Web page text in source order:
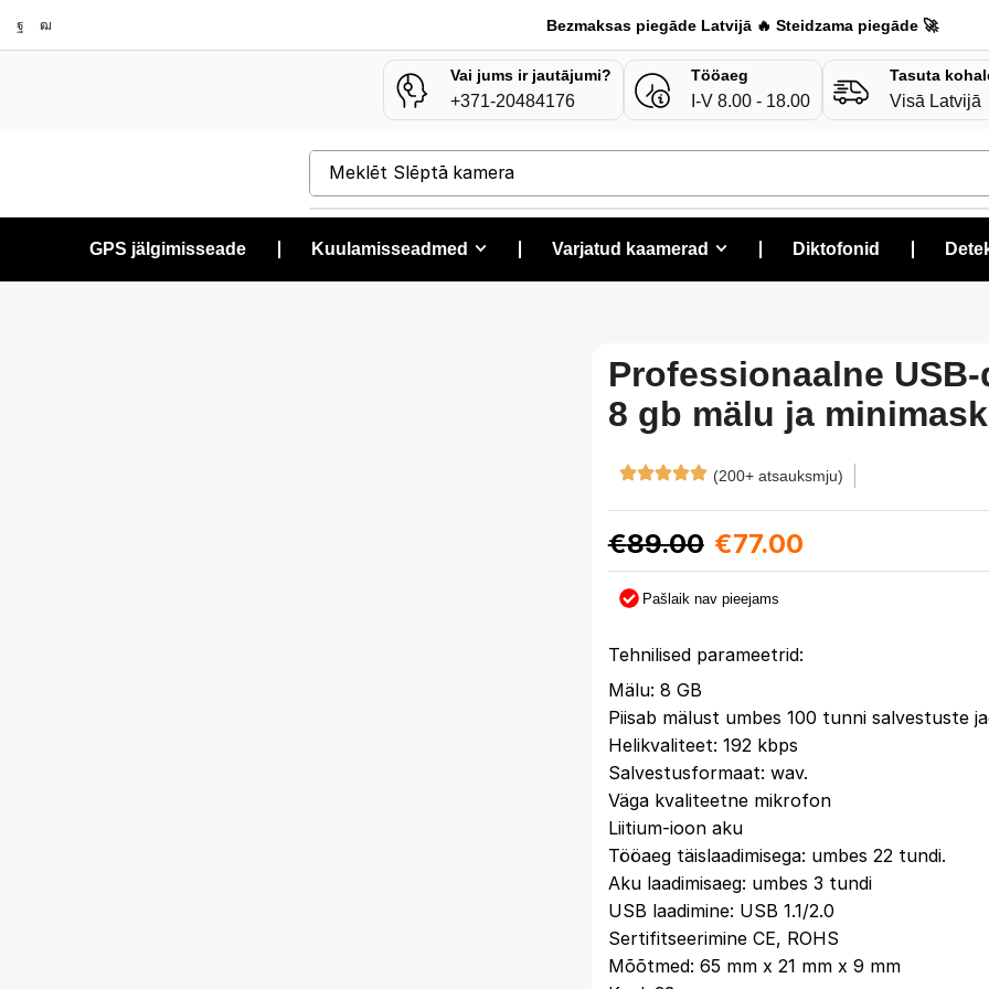
Bezmaksas piegāde Latvijā 🔥 Steidzama piegāde 🚀
Vai jums ir jautājumi?
+371-20484176
Tööaeg
I-V 8.00 - 18.00
Tasuta
Visā Latvijā
Meklēt Slēptā kamera
GPS jälgimisseade Kuulamisseadmed Varjatud kaamerad Diktofonid
Professionaalne
8 gb mälu ja
(200+ atsauksmju)
€89.00 €77.00
Pašlaik nav pieejams
Tehnilised parameetrid:
Mälu: 8 GB
Piisab mälust umbes 100 tunni salvestuste
Helikvaliteet: 192 kbps
Salvestusformaat: wav.
Väga kvaliteetne mikrofon
Liitium-ioon aku
Tööaeg täislaadimisega: umbes 22 tundi.
Aku laadimisaeg: umbes 3 tundi
USB laadimine: USB 1.1/2.0
Sertifitseerimine CE, ROHS
Mõõtmed: 65 mm x 21 mm x 9 mm